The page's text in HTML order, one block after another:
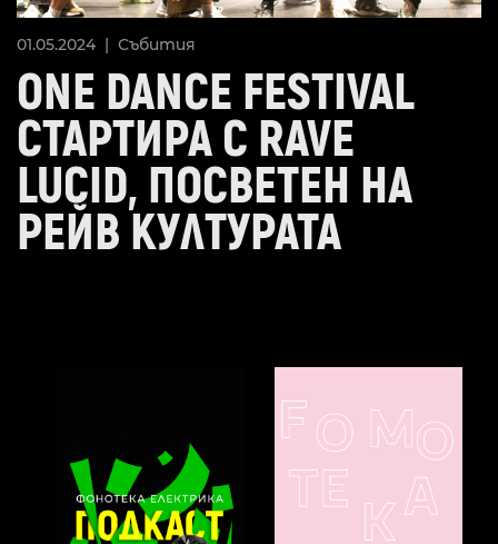
01.05.2024 | Събития
ONE DANCE FESTIVAL
СТАРТИРА С RAVE
LUCID, ПОСВЕТЕН НА
РЕЙВ КУЛТУРАТА